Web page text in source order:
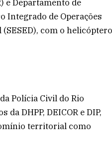
e Departamento de
Integrado de Operações
(SESED), com o helicóptero
Polícia Civil do Rio
DHPP, DEICOR e DIP,
territorial como